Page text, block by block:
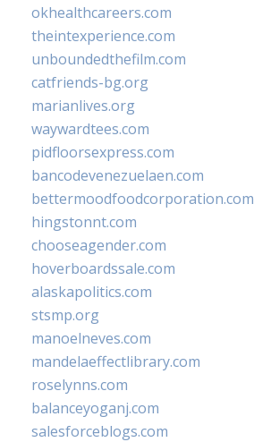
okhealthcareers.com
theintexperience.com
unboundedthefilm.com
catfriends-bg.org
marianlives.org
waywardtees.com
pidfloorsexpress.com
bancodevenezuelaen.com
bettermoodfoodcorporation.com
hingstonnt.com
chooseagender.com
hoverboardssale.com
alaskapolitics.com
stsmp.org
manoelneves.com
mandelaeffectlibrary.com
roselynns.com
balanceyoganj.com
salesforceblogs.com